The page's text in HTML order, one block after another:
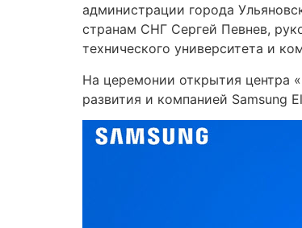
администрации города
странам СНГ Сергей Певнев,
технического университета и
На церемонии открытия центра
развития и компанией Samsung